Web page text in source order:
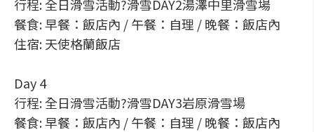
行程: 全日滑雪活動?滑雪DAY2湯澤中里滑雪場
餐食: 早餐：飯店內 / 午餐：自理 / 晚餐：飯店內
住宿: 天使格蘭飯店
Day 4
行程: 全日滑雪活動?滑雪DAY3岩原滑雪場
餐食: 早餐：飯店內 / 午餐：自理 / 晚餐：飯店內